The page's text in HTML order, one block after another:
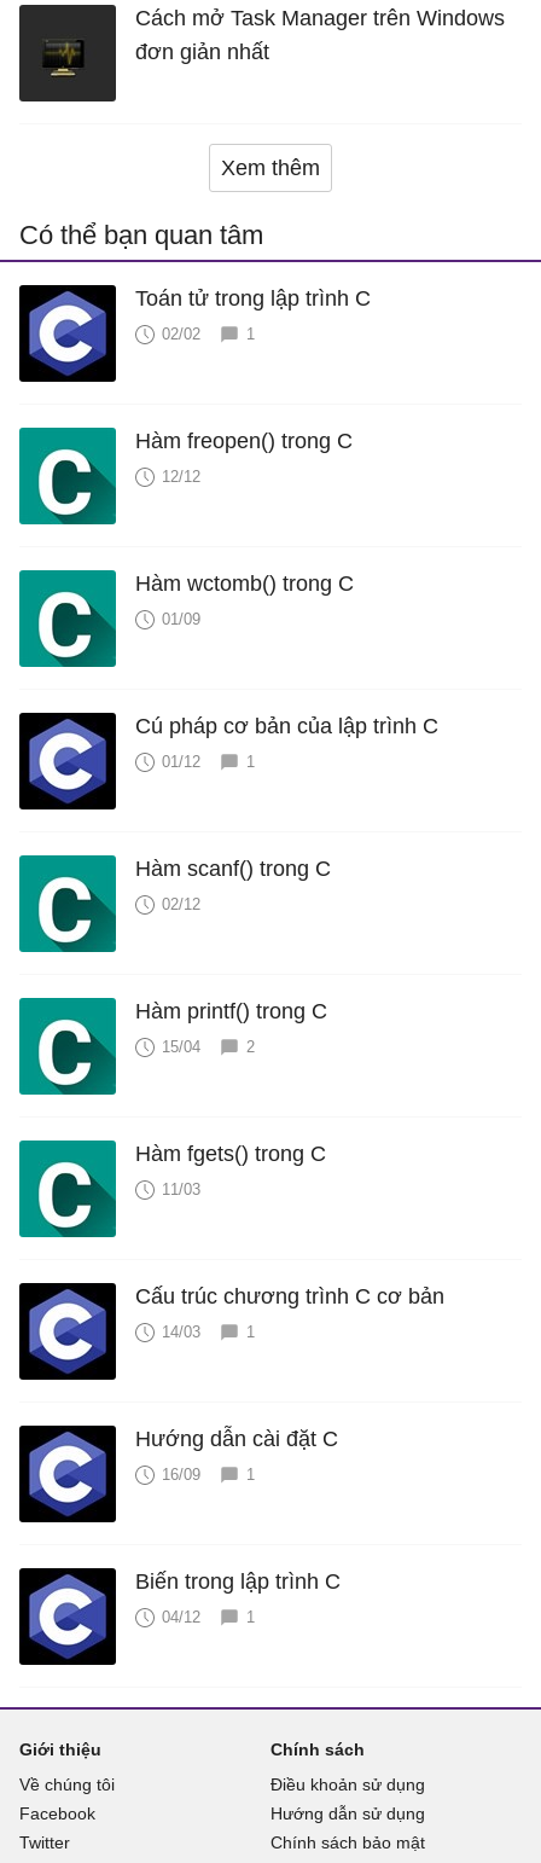
Cách mở Task Manager trên Windows
đơn giản nhất
Xem thêm
Có thể bạn quan tâm
Toán tử trong lập trình C
02/02 1
Hàm freopen() trong C
12/12
Hàm wctomb() trong C
01/09
Cú pháp cơ bản của lập trình C
01/12 1
Hàm scanf() trong C
02/12
Hàm printf() trong C
15/04 2
Hàm fgets() trong C
11/03
Cấu trúc chương trình C cơ bản
14/03 1
Hướng dẫn cài đặt C
16/09 1
Biến trong lập trình C
04/12 1
Giới thiệu
Về chúng tôi
Facebook
Twitter
Chính sách
Điều khoản sử dụng
Hướng dẫn sử dụng
Chính sách bảo mật